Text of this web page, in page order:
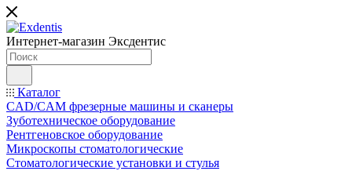
Интернет-магазин Эксдентис
Каталог
CAD/CAM фрезерные машины и сканеры
Зуботехническое оборудование
Рентгеновское оборудование
Микроскопы стоматологические
Стоматологические установки и стулья